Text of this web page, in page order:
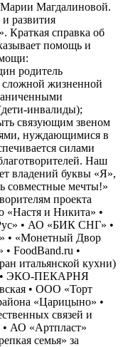
Магдалиновой.
развития
Краткая справка об
помощь и
родитель
сложной жизненной
инвалиды);
связующим звеном
нуждающимися в
силами
Наш
владений буквы «Я»,
совместные мечты!»
проекта
«Настя и Никита» •
• АО «БИК СНГ» •
• «Монетный Двор
FoodBand.ru •
итальянской кухни)
• ЭКО-ПЕКАРНЯ
• ООО «Торт
«Царицыно» •
связей и
АО «Артпласт»
семья» за